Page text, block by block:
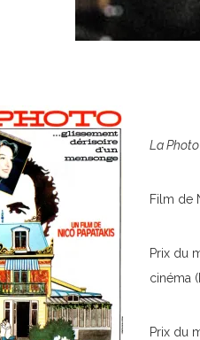
La Photo
Film de
Prix du
cinéma
Prix du